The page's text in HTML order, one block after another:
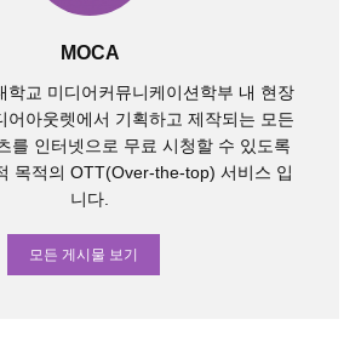
MOCA
학교 미디어커뮤니케이션학부 내 현장
어아웃렛에서 기획하고 제작되는 모든
를 인터넷으로 무료 시청할 수 있도록
목적의 OTT(Over-the-top) 서비스 입
니다.
모든 게시물 보기